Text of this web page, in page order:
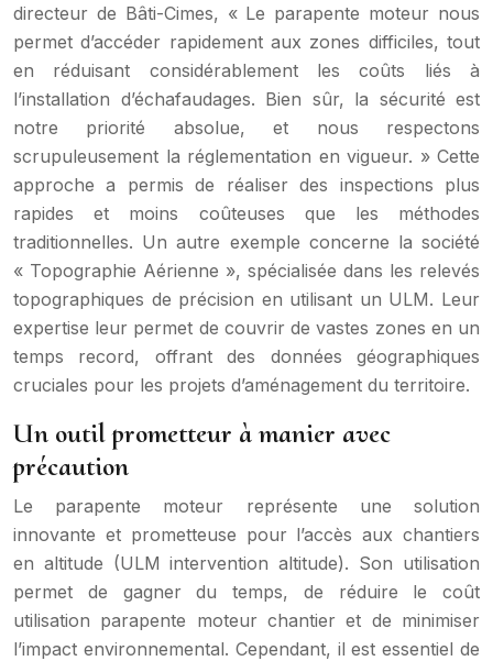
directeur de Bâti-Cimes, « Le parapente moteur nous
permet d’accéder rapidement aux zones difficiles, tout
en réduisant considérablement les coûts liés à
l’installation d’échafaudages. Bien sûr, la sécurité est
notre priorité absolue, et nous respectons
scrupuleusement la réglementation en vigueur. » Cette
approche a permis de réaliser des inspections plus
rapides et moins coûteuses que les méthodes
traditionnelles. Un autre exemple concerne la société
« Topographie Aérienne », spécialisée dans les relevés
topographiques de précision en utilisant un ULM. Leur
expertise leur permet de couvrir de vastes zones en un
temps record, offrant des données géographiques
cruciales pour les projets d’aménagement du territoire.
Un outil prometteur à manier avec
précaution
Le parapente moteur représente une solution
innovante et prometteuse pour l’accès aux chantiers
en altitude (ULM intervention altitude). Son utilisation
permet de gagner du temps, de réduire le coût
utilisation parapente moteur chantier et de minimiser
l’impact environnemental. Cependant, il est essentiel de